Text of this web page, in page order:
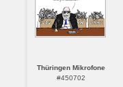
Thüringen Mikrofone
#450702